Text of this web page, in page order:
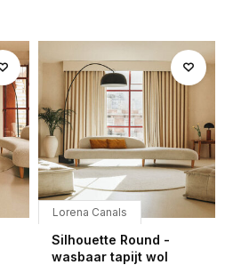
Lorena Canals
Silhouette Round -
wasbaar tapijt wol